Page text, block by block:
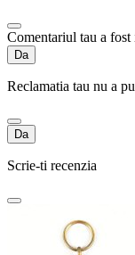
Comentariul tau a
Da
Reclamatia tau nu a
Da
Scrie-ti recenzia